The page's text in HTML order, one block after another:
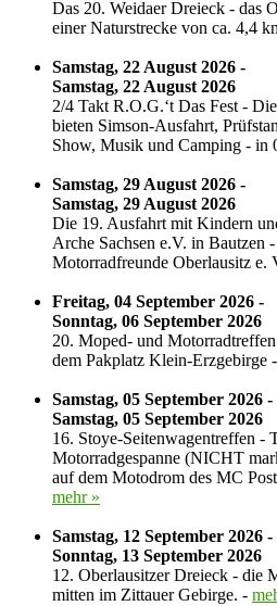
Das 20. Weidaer Dreieck - das
einer Naturstrecke von ca. 4,4
Samstag, 22 August 2026 -
Samstag, 22 August 2026
2/4 Takt R.O.G.‘t Das Fest -
bieten Simson-Ausfahrt,
Show, Musik und Camping - in
Samstag, 29 August 2026 -
Samstag, 29 August 2026
Die 19. Ausfahrt mit Kindern
Arche Sachsen e.V. in Bautzen
Motorradfreunde Oberlausitz e.
Freitag, 04 September 2026 -
Sonntag, 06 September 2026
20. Moped- und
dem Pakplatz Klein-Erzgebirge -
Samstag, 05 September 2026 -
Samstag, 05 September 2026
16. Stoye-Seitenwagentreffen -
Motorradgespanne (NICHT
auf dem Motodrom des MC
mehr »
Samstag, 12 September 2026 -
Sonntag, 13 September 2026
12. Oberlausitzer Dreieck - die
mitten im Zittauer Gebirge. -